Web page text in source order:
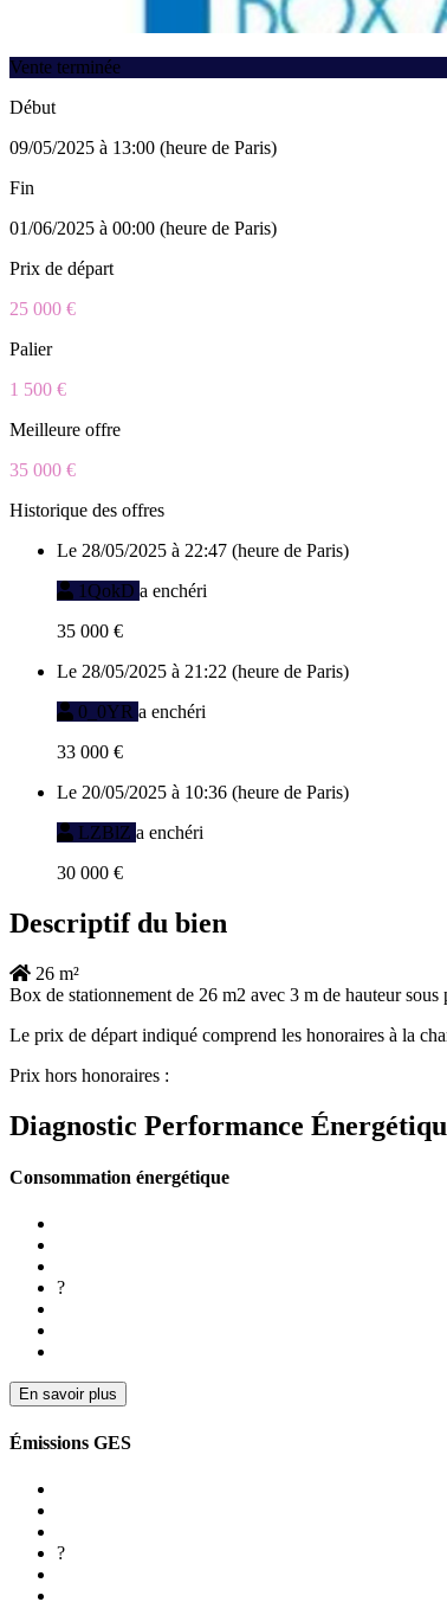
Vente terminée
Début
09/05/2025 à 13:00 (heure de Paris)
Fin
01/06/2025 à 00:00 (heure de Paris)
Prix de départ
25 000 €
Palier
1 500 €
Meilleure offre
35 000 €
Historique des offres
Le 28/05/2025 à 22:47 (heure de Paris)
1QokD a enchéri
35 000 €
Le 28/05/2025 à 21:22 (heure de Paris)
0_0YR a enchéri
33 000 €
Le 20/05/2025 à 10:36 (heure de Paris)
LZBlZ a enchéri
30 000 €
Descriptif du bien
26 m²
Box de stationnement de 26 m2 avec 3 m de hauteur sous
Le prix de départ indiqué comprend les honoraires à la
Prix hors honoraires :
Diagnostic Performance
Consommation énergétique
?
En savoir plus
Émissions GES
?